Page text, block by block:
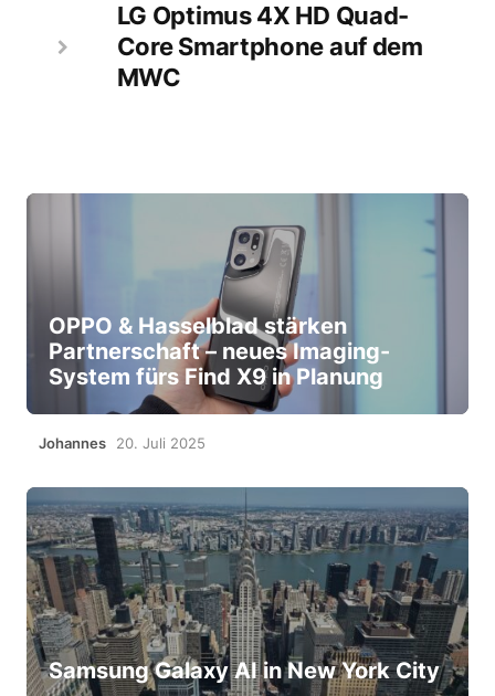
LG Optimus 4X HD Quad-
Core Smartphone auf dem
MWC
OPPO & Hasselblad stärken
Partnerschaft – neues Imaging-
System fürs Find X9 in Planung
Johannes 20. Juli 2025
Samsung Galaxy AI in New York City